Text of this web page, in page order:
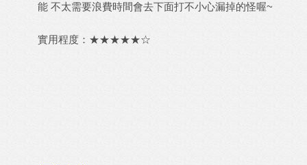
能 不太需要浪費時間會去下面打不小心漏掉的怪喔~
實用程度：★★★★★☆